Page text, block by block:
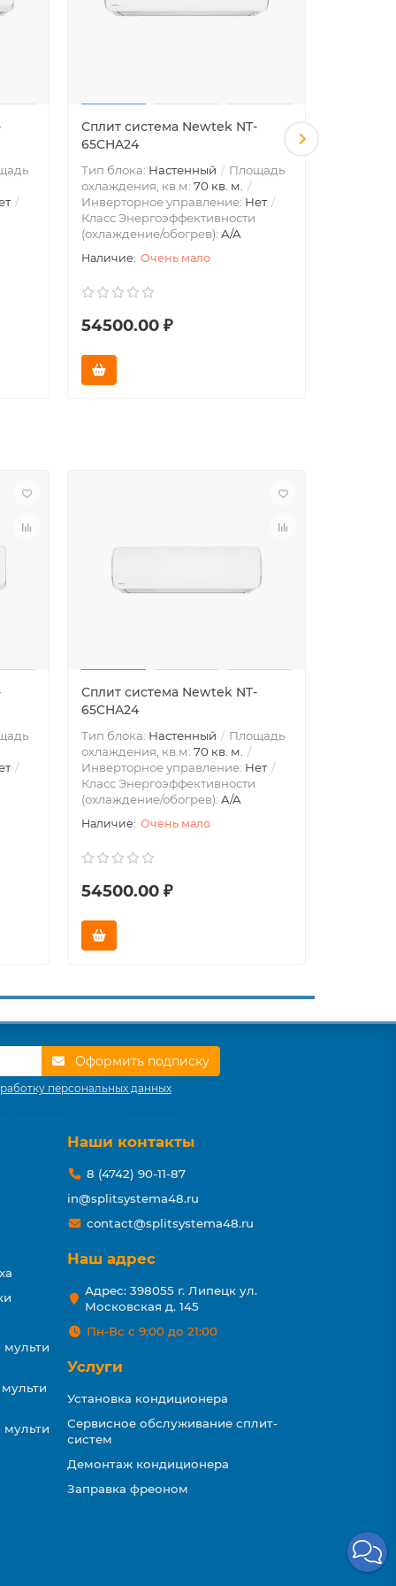
Сплит система Newtek NT-
65CHA24
Тип блока: Настенный
Площадь
охлаждения, кв.м: 70 кв. м.
Инверторное управление: Нет
Класс Энергоэффективности
(охлаждение/обогрев): A/A
Очень мало
54500.00 ₽
Сплит система Newtek NT-
65CHA24
Тип блока: Настенный
Площадь
охлаждения, кв.м: 70 кв. м.
Инверторное управление: Нет
Класс Энергоэффективности
(охлаждение/обогрев): A/A
Очень мало
54500.00 ₽
Оформить подписку
персональных данных
мульти
мульти
Наши контакты
8 (4742) 90-11-87
in@splitsystema48.ru
contact@splitsystema48.ru
Наш адрес
Адрес: 398055 г. Липецк ул.
Московская д. 145
Пн-Вс с 9:00 до 21:00
Услуги
Установка кондиционера
Сервисное обслуживание сплит-
систем
Демонтаж кондиционера
Заправка фреоном